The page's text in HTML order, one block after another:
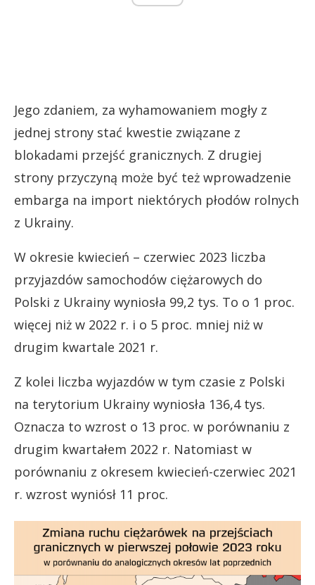
Jego zdaniem, za wyhamowaniem mogły z
jednej strony stać kwestie związane z
blokadami przejść granicznych. Z drugiej
strony przyczyną może być też wprowadzenie
embarga na import niektórych płodów rolnych
z Ukrainy.
W okresie kwiecień – czerwiec 2023 liczba
przyjazdów samochodów ciężarowych do
Polski z Ukrainy wyniosła 99,2 tys. To o 1 proc.
więcej niż w 2022 r. i o 5 proc. mniej niż w
drugim kwartale 2021 r.
Z kolei liczba wyjazdów w tym czasie z Polski
na terytorium Ukrainy wyniosła 136,4 tys.
Oznacza to wzrost o 13 proc. w porównaniu z
drugim kwartałem 2022 r. Natomiast w
porównaniu z okresem kwiecień-czerwiec 2021
r. wzrost wyniósł 11 proc.